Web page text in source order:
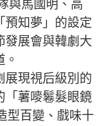
與馬國明、高
預知夢」的設定
發展會與韓劇大
展現視后級別的
「薯嘜鬈髮眼鏡
型百變、戲味十